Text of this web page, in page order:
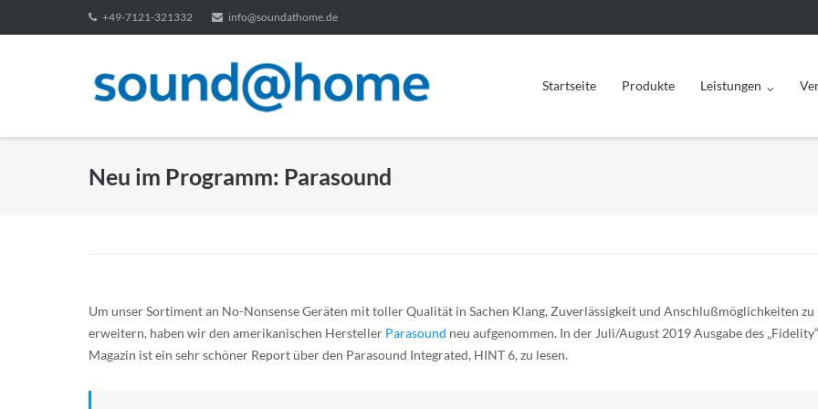
zum
+49-7121-321332 info@soundathome.de
Startseite Produkte Leistungen
Neu im Programm: Parasound
Um unser Sortiment an No-Nonsense Geräten mit toller Qualität in Sachen Klang, Zuverlässigkeit und Anschlußmöglichkeiten zu
erweitern, haben wir den amerikanischen Hersteller Parasound neu aufgenommen. In der Juli/August 2019 Ausgabe des „Fidelity“
Magazin ist ein sehr schöner Report über den Parasound Integrated, HINT 6, zu lesen.